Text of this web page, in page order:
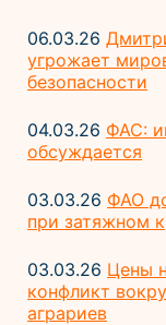
06.03.26
угрожает
безопасности
04.03.26 ФАС:
обсуждается
03.03.26 ФАО
при затяжном
03.03.26 Цены
конфликт
аграриев